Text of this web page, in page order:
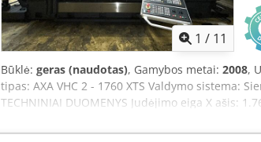
1 / 11
Būklė: geras (naudotas), Gamybos metai: 2008,
tipas: AXA VHC 2 - 1760 XTS Valdymo sistema:
TECHNINIAI DUOMENYS Judėjimo eiga X ašis:
horizontaliai arba 770 mm vertikaliai Chsdpfx
fiksuojama, be pakopų, interpoliuojama Greitoji